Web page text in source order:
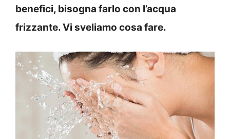
benefici, bisogna farlo con l’acqua
frizzante. Vi sveliamo cosa fare.